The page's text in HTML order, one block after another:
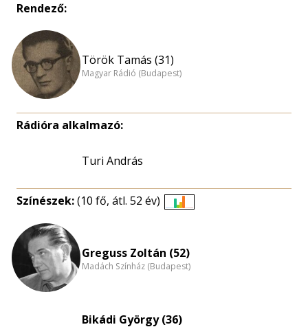
Rendező:
Török Tamás (31)
Magyar Rádió (Budapest)
Rádióra alkalmazó:
Turi András
Színészek:(10 fő, átl. 52 év)
nagyítása
Greguss Zoltán (52)
Madách Színház (Budapest)
Bikádi György (36)